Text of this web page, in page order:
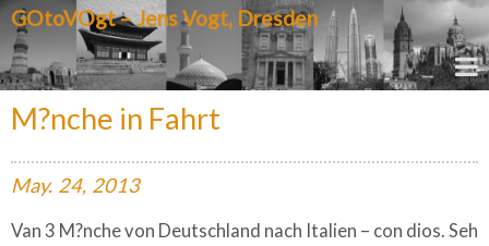
GOtoVOgt – Jens Vogt, Dresden
M?nche in Fahrt
May. 24, 2013
Van 3 M?nche von Deutschland nach Italien – con dios. Seh